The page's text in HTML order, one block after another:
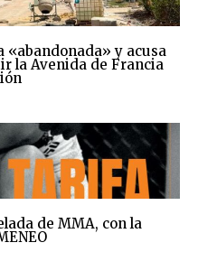
«abandonada» y acusa
la Avenida de Francia
de MMA, con la